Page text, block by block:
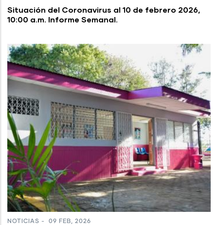
Situación del Coronavirus al 10 de febrero 2026,
10:00 a.m. Informe Semanal.
NOTICIAS - 09 FEB, 2026